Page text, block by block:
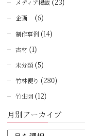
メディア掲載(23)
企画 (6)
制作事例(14)
古材(1)
未分類(5)
竹林便り (280)
竹生園(12)
月別アーカイブ